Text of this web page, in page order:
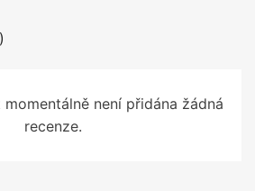
není přidána žádná
recenze.